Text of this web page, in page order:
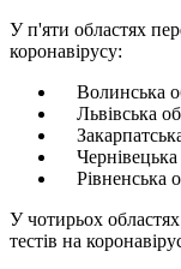
У п'яти областях
коронавірусу:
Волинська
Львівська
Чернівецька
Рівненська
У чотирьох
тестів на